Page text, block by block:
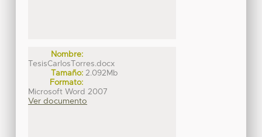
Nombre:
TesisCarlosTorres.docx
Tamaño: 2.092Mb
Formato:
Microsoft Word 2007
Ver documento